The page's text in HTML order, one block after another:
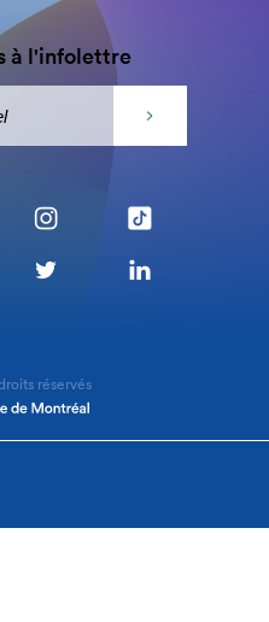
à l'infolettre
réservés